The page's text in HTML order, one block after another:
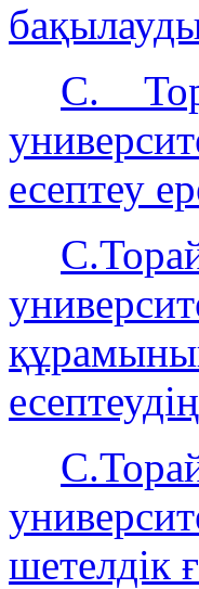
C.
есептеу
шетелдік